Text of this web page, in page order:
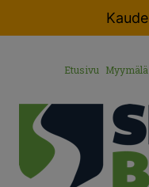
Etusivu Myymälä